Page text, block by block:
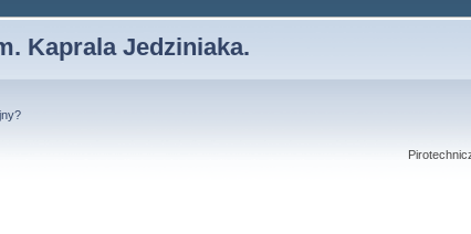
Kaprala Jedziniaka.